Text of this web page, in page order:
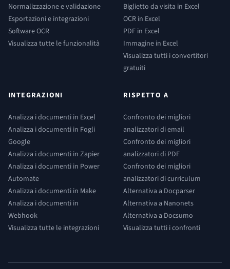
Normalizzazione e validazione
Esportazioni e integrazioni
Software OCR
Visualizza tutte le funzionalità
Biglietto da visita in Excel
OCR in Excel
PDF in Excel
Immagine in Excel
Visualizza tutti i convertitori
gratuiti
INTEGRAZIONI
Analizza i documenti in Excel
Analizza i documenti in Fogli
Google
Analizza i documenti in Zapier
Analizza i documenti in Power
Automate
Analizza i documenti in Make
Analizza i documenti in
Webhook
Visualizza tutte le integrazioni
RISPETTO A
Confronto dei migliori
analizzatori di email
Confronto dei migliori
analizzatori di PDF
Confronto dei migliori
analizzatori di curriculum
Alternativa a Docparser
Alternativa a Nanonets
Alternativa a Docsumo
Visualizza tutti i confronti